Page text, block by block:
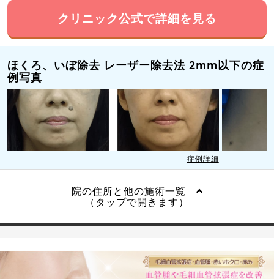
クリニック公式で詳細を見る
ほくろ、いぼ除去 レーザー除去法 2mm以下の症
例写真
症例詳細
院の住所と他の施術一覧
（タップで開きます）